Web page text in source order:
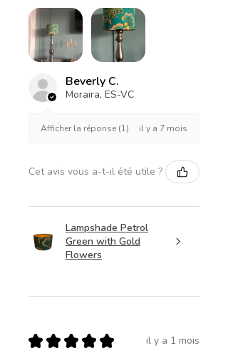
Beverly C.
Moraira, ES-VC
Afficher la réponse (1) il y a 7 mois
Cet avis vous a-t-il été utile ?
Lampshade Petrol
Green with Gold
Flowers
★ ★ ★ ★ ★ il y a 1 mois